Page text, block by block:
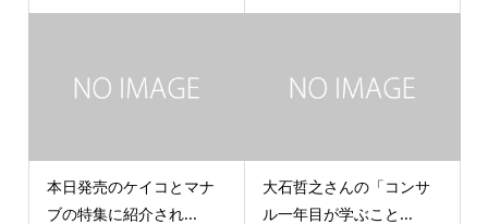
本日発売のケイコとマナ
ブの特集に紹介され...
大石哲之さんの「コンサ
ル一年目が学ぶこと...